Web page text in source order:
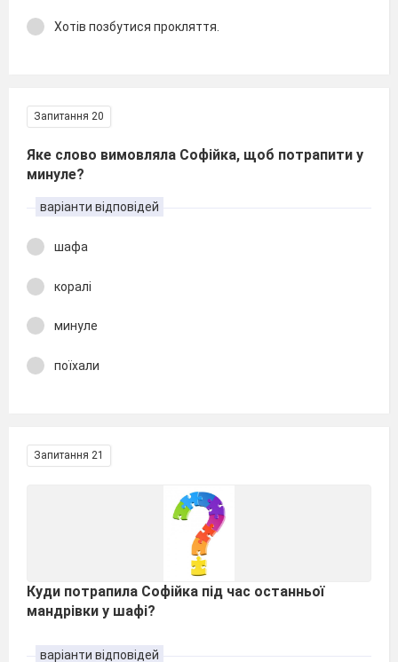
Хотів позбутися прокляття.
Запитання 20
Яке слово вимовляла Софійка, щоб потрапити у
минуле?
варіанти відповідей
шафа
коралі
минуле
поїхали
Запитання 21
Куди потрапила Софійка під час останньої
мандрівки у шафі?
варіанти відповідей